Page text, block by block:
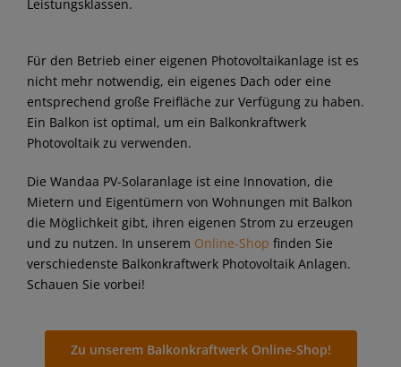
Leistungsklassen.
Für den Betrieb einer eigenen Photovoltaikanlage ist es
nicht mehr notwendig, ein eigenes Dach oder eine
entsprechend große Freifläche zur Verfügung zu haben.
Ein Balkon ist optimal, um ein Balkonkraftwerk
Photovoltaik zu verwenden.
Die Wandaa PV-Solaranlage ist eine Innovation, die
Mietern und Eigentümern von Wohnungen mit Balkon
die Möglichkeit gibt, ihren eigenen Strom zu erzeugen
und zu nutzen. In unserem Online-Shop finden Sie
verschiedenste Balkonkraftwerk Photovoltaik Anlagen.
Schauen Sie vorbei!
Zu unserem Balkonkraftwerk Online-Shop!